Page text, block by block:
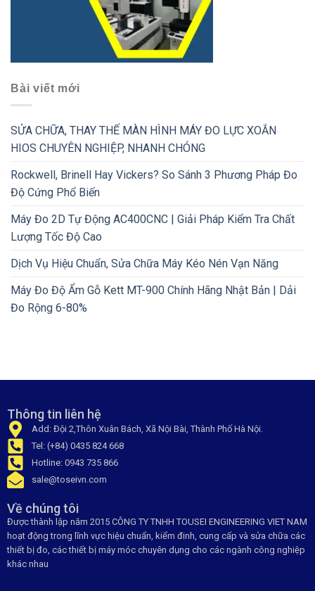
Bài viết mới
SỬA CHỮA, THAY THẾ MÀN HÌNH MÁY ĐO LỰC XOẮN
HIOS CHUYÊN NGHIỆP, NHANH CHÓNG
Rockwell, Brinell Hay Vickers? So Sánh 3 Phương Pháp Đo
Độ Cứng Phổ Biến
Máy Đo 2D Tự Động AC400CNC | Giải Pháp Kiểm Tra Chất
Lượng Tốc Độ Cao
Dịch Vụ Hiệu Chuẩn, Sửa Chữa Máy Kéo Nén Vạn Năng
Máy Đo Độ Ẩm Gỗ Kett MT-900 Chính Hãng Nhật Bản | Dải
Đo Rộng 6-80%
Thông tin liên hệ
Add: Đội 2,Thôn Xuân Bách, Xã Nội Bài, Thành Phố Hà Nội.
Tel: (+84) 0435 824 668
Hotline: 0943 735 866
sale@toseivn.com
Về chúng tôi
Được thành lập năm 2015 CÔNG TY TNHH TOUSEI ENGINEERING VIET NAM
hoạt động trong lĩnh vực hiệu chuẩn, kiểm đinh, cung cấp và sửa chữa các
thiết bị đo, các thiết bị máy móc chuyên dụng cho các ngành công nghiệp
khác nhau